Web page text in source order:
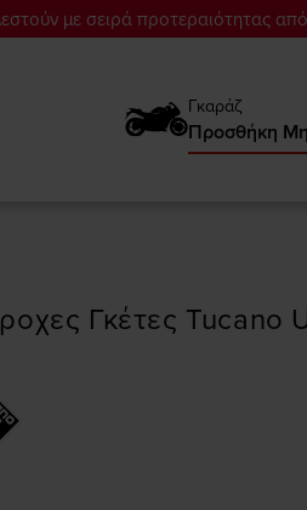
με σειρά προτεραιότητας
Γκαράζ
Προσθήκη
Γκέτες Tucano